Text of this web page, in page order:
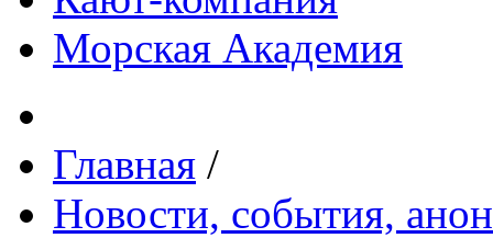
Морская Академия
Главная /
Новости, события,